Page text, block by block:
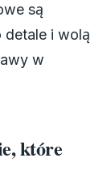
są
detale i wolą
w
które